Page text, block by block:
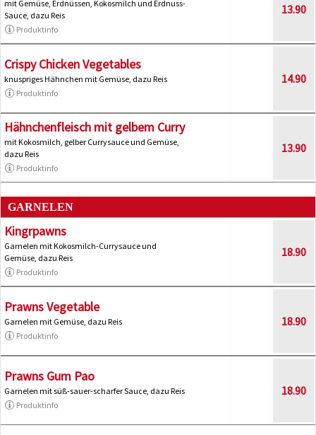
mit Gemüse, Erdnüssen, Kokosmilch und Erdnuss-
Sauce, dazu Reis
Produktinfo
13.90
Crispy Chicken Vegetables
knuspriges Hähnchen mit Gemüse, dazu Reis
Produktinfo
14.90
Hähnchenfleisch mit gelbem Curry
mit Kokosmilch, gelber Currysauce und Gemüse,
dazu Reis
Produktinfo
13.90
GARNELEN
Kingrpawns
Garnelen mit Kokosmilch-Currysauce und
Gemüse, dazu Reis
Produktinfo
18.90
Prawns Vegetable
Garnelen mit Gemüse, dazu Reis
Produktinfo
18.90
Prawns Gum Pao
Garnelen mit süß-sauer-scharfer Sauce, dazu Reis
Produktinfo
18.90